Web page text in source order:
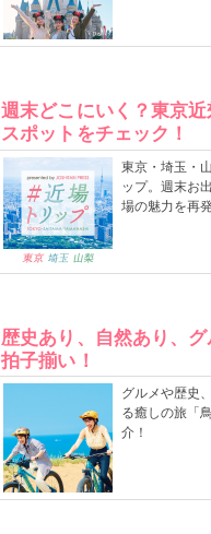
週末どこにいく？東京
スポットをチェック！
東京・埼玉・
ップ。週末お
場の魅力を再
歴史あり、自然あり、
拍子揃い！
グルメや歴史
る癒しの旅「
介！